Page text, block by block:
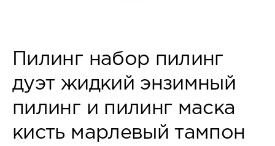
Пилинг набор пилинг
дуэт жидкий энзимный
пилинг и пилинг маска
кисть марлевый тампон